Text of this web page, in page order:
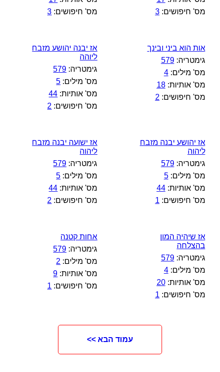
מס' חיפושים:3
מס' חיפושים: 3
אות הוא ביני ובינך
גימטריה:579
מס' מילים:4
מס' אותיות:18
מס' חיפושים: 2
אז יבנה יהושע מזבח
ליוהה
גימטריה: 579
מס' מילים: 5
מס' אותיות: 44
מס' חיפושים: 2
אז יהושע יבנה מזבח
ליהוה
גימטריה:579
מס' מילים:5
מס' אותיות:44
מס' חיפושים: 1
אז ישועה יבנה מזבח
ליהוה
גימטריה: 579
מס' מילים: 5
מס' אותיות: 44
מס' חיפושים: 2
אז שיהיה המון
בהצלחה
גימטריה:579
מס' מילים:4
מס' אותיות:20
מס' חיפושים: 1
אחות קטנה
גימטריה: 579
מס' מילים: 2
מס' אותיות: 9
מס' חיפושים: 1
עמוד הבא >>